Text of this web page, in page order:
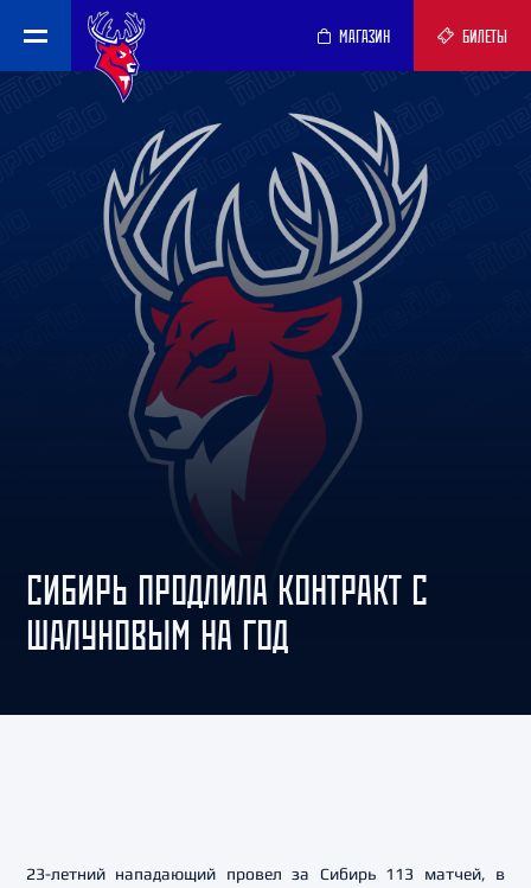
МАГАЗИН БИЛЕТЫ
СИБИРЬ ПРОДЛИЛА КОНТРАКТ С
ШАЛУНОВЫМ НА ГОД
23-летний нападающий провел за Сибирь 113 матчей, в